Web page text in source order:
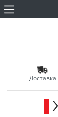
Доставка